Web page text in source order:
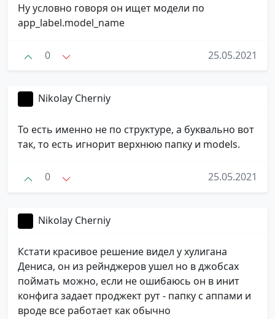
Ну условно говоря он ищет модели по
app_label.model_name
0 25.05.2021
Nikolay Cherniy
То есть именно не по структуре, а буквально вот
так, то есть игнорит верхнюю папку и models.
0 25.05.2021
Nikolay Cherniy
Кстати красивое решение видел у хулигана
Дениса, он из рейнджеров ушел но в джобсах
поймать можно, если не ошибаюсь он в инит
конфига задает проджект рут - папку с аппами и
вроде все работает как обычно